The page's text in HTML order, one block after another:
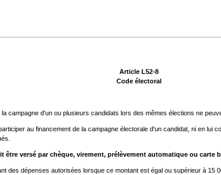
Article L52-8
Code électoral
campagne d'un ou plusieurs candidats lors des mêmes élections ne
au financement de la campagne électorale d'un candidat, ni en
versé par chèque, virement, prélèvement automatique ou carte
dépenses autorisées lorsque ce montant est égal ou supérieur à 15